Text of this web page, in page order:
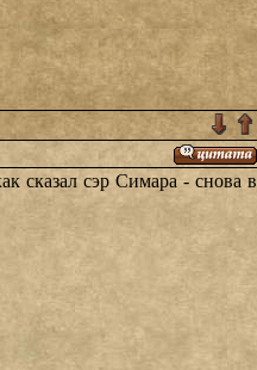
сказал сэр Симара - снова в